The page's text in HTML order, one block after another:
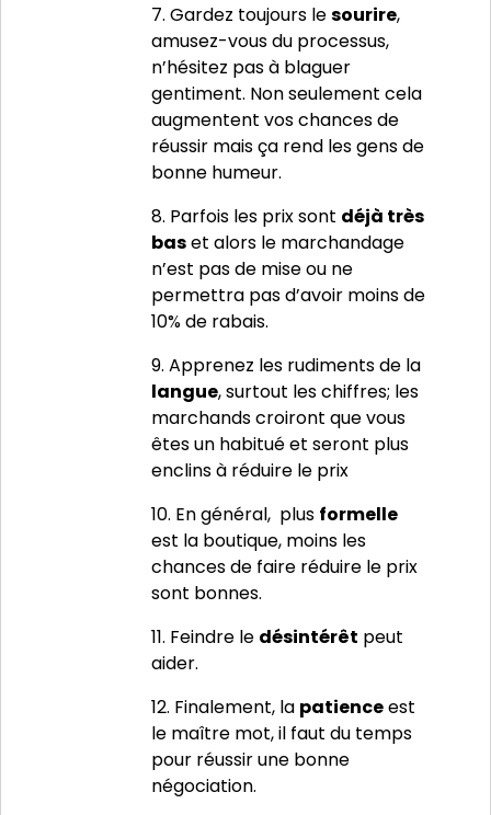
7. Gardez toujours lesourire,
amusez-vous du processus,
n’hésitez pas à blaguer
gentiment. Non seulement cela
augmentent vos chances de
réussir mais ça rend les gens de
bonne humeur.
8. Parfois les prix sont déjà très
baset alors le marchandage
n’est pas de mise ou ne
permettra pas d’avoir moins de
10% de rabais.
9. Apprenez les rudiments de la
langue, surtout les chiffres; les
marchands croiront que vous
êtes un habitué et seront plus
enclins à réduire le prix
10. En général, plus formelle
est la boutique, moins les
chances de faire réduire le prix
sont bonnes.
11. Feindre le désintérêt peut
aider.
12. Finalement, la patienceest
le maître mot, il faut du temps
pour réussir une bonne
négociation.